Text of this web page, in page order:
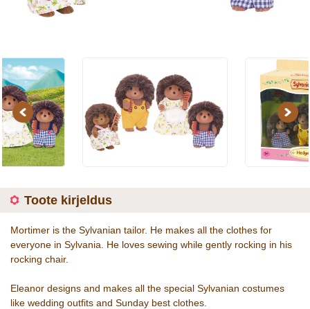
Previous Next
Toote kirjeldus
Mortimer is the Sylvanian tailor. He makes all the clothes for
everyone in Sylvania. He loves sewing while gently rocking in his
rocking chair.
Eleanor designs and makes all the special Sylvanian costumes
like wedding outfits and Sunday best clothes.